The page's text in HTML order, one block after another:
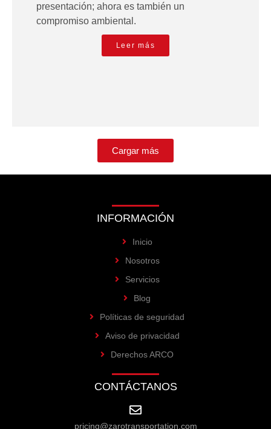
presentación; ahora es también un
compromiso ambiental.
Leer más
Cargar más
INFORMACIÓN
Inicio
Nosotros
Servicios
Blog
Políticas de seguridad
Aviso de privacidad
Derechos ARCO
CONTÁCTANOS
pricing@zarotransportation.com